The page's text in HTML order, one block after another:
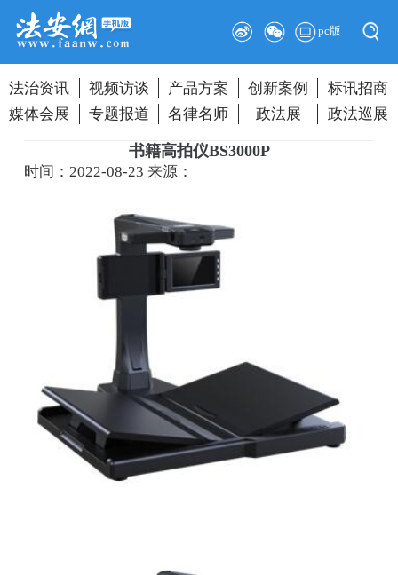
pc版
法治资讯 视频访谈 产品方案 创新案例
标讯招商
媒体会展
专题报道 名律名师 政法展 政法巡展
书籍高拍仪BS3000P
时间：2022-08-23来源：